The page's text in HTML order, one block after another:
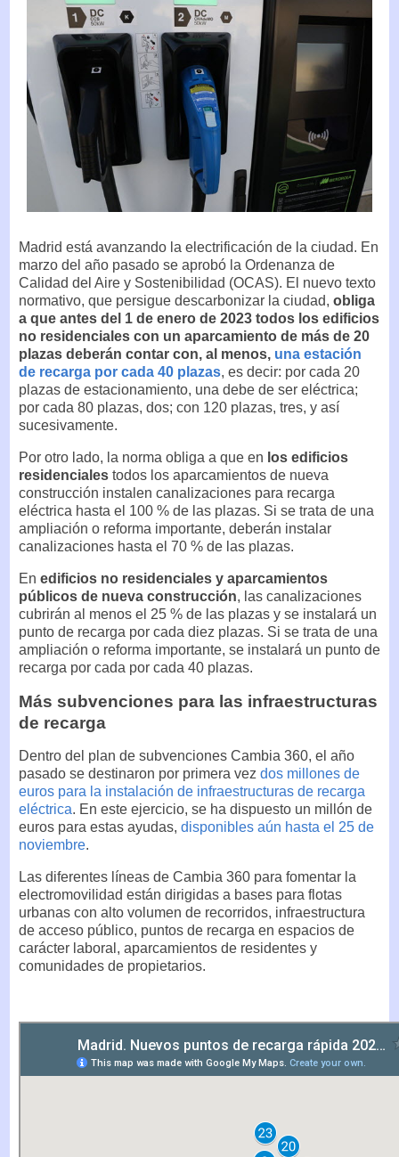
Madrid está avanzando la electrificación de la ciudad. En
marzo del año pasado se aprobó la Ordenanza de
Calidad del Aire y Sostenibilidad (OCAS). El nuevo texto
normativo, que persigue descarbonizar la ciudad, obliga
a que antes del 1 de enero de 2023 todos los edificios
no residenciales con un aparcamiento de más de 20
plazas deberán contar con, al menos, una estación
de recarga por cada 40 plazas, es decir: por cada 20
plazas de estacionamiento, una debe de ser eléctrica;
por cada 80 plazas, dos; con 120 plazas, tres, y así
sucesivamente.
Por otro lado, la norma obliga a que en los edificios
residenciales todos los aparcamientos de nueva
construcción instalen canalizaciones para recarga
eléctrica hasta el 100 % de las plazas. Si se trata de una
ampliación o reforma importante, deberán instalar
canalizaciones hasta el 70 % de las plazas.
En edificios no residenciales y aparcamientos
públicos de nueva construcción, las canalizaciones
cubrirán al menos el 25 % de las plazas y se instalará un
punto de recarga por cada diez plazas. Si se trata de una
ampliación o reforma importante, se instalará un punto de
recarga por cada por cada 40 plazas.
Más subvenciones para las infraestructuras
de recarga
Dentro del plan de subvenciones Cambia 360, el año
pasado se destinaron por primera vez dos millones de
euros para la instalación de infraestructuras de recarga
eléctrica. En este ejercicio, se ha dispuesto un millón de
euros para estas ayudas, disponibles aún hasta el 25 de
noviembre.
Las diferentes líneas de Cambia 360 para fomentar la
electromovilidad están dirigidas a bases para flotas
urbanas con alto volumen de recorridos, infraestructura
de acceso público, puntos de recarga en espacios de
carácter laboral, aparcamientos de residentes y
comunidades de propietarios.